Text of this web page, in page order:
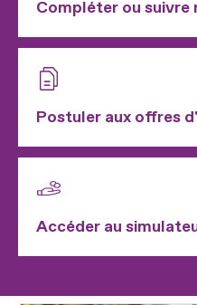
Compléter ou suivre
Postuler aux offres
Accéder au